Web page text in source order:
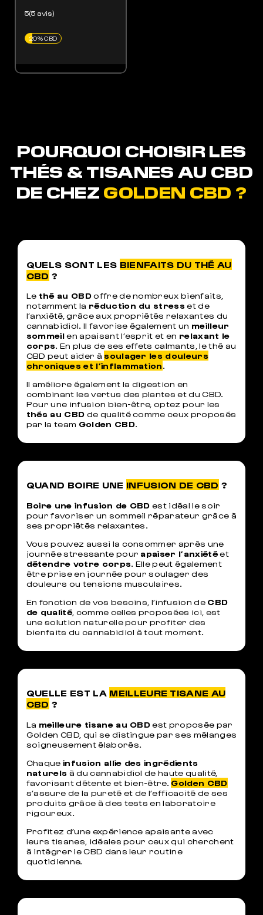
20% CBD
5(5 avis)
POURQUOI CHOISIR LES
THÉS & TISANES AU CBD
DE CHEZ GOLDEN CBD ?
QUELS SONT LES BIENFAITS DU THÉ AU
CBD ?
Le thé au CBDoffre de nombreux bienfaits,
notamment la réduction du stress et de
l’anxiété, grâce aux propriétés relaxantes du
cannabidiol. Il favorise également un meilleur
sommeilen apaisant l’esprit et en relaxant le
corps. En plus de ses effets calmants, le thé au
CBD peut aider à soulager les douleurs
chroniques et l’inflammation.
Il améliore également la digestion en
combinant les vertus des plantes et du CBD.
Pour une infusion bien-être, optez pour les
thés au CBD de qualité comme ceux proposés
par la team Golden CBD.
QUAND BOIRE UNE INFUSION DE CBD ?
Boire une infusion de CBD est idéal le soir
pour favoriser un sommeil réparateur grâce à
ses propriétés relaxantes.
Vous pouvez aussi la consommer après une
journée stressante pour apaiser l’anxiétéet
détendre votre corps. Elle peut également
être prise en journée pour soulager des
douleurs ou tensions musculaires.
En fonction de vos besoins, l’infusion de CBD
de qualité, comme celles proposées ici, est
une solution naturelle pour profiter des
bienfaits du cannabidiol à tout moment.
QUELLE EST LA MEILLEURE TISANE AU
CBD ?
La meilleure tisane au CBDest proposée par
Golden CBD, qui se distingue par ses mélanges
soigneusement élaborés.
Chaqueinfusion allie des ingrédients
naturels à du cannabidiol de haute qualité,
favorisant détente et bien-être. Golden CBD
s’assure de la pureté et de l’efficacité de ses
produits grâce à des tests en laboratoire
rigoureux.
Profitez d’une expérience apaisante avec
leurs tisanes, idéales pour ceux qui cherchent
à intégrer le CBD dans leur routine
quotidienne.